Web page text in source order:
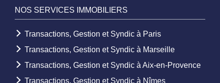
NOS SERVICES IMMOBILIERS
Transactions, Gestion et Syndic à Paris
Transactions, Gestion et Syndic à Marseille
Transactions, Gestion et Syndic à Aix-en-Provence
Transactions, Gestion et Syndic à Nîmes